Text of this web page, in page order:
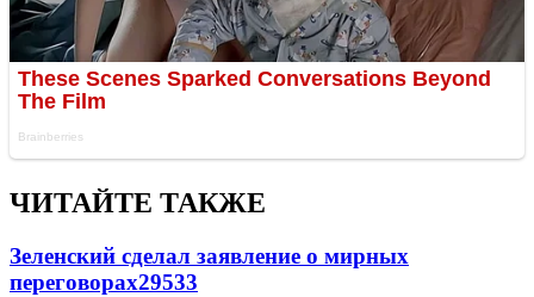
ЧИТАЙТЕ ТАКЖЕ
Зеленский сделал заявление о мирных
переговорах29533